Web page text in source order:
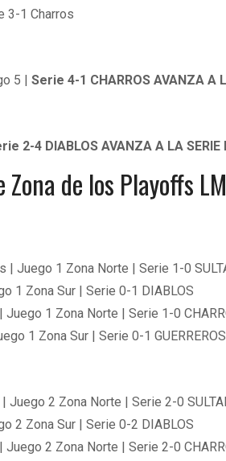
3-1 Charros
5 |Serie 4-1 CHARROS AVANZA A
2-4 DIABLOS AVANZA A LA SERIE
de los Playoffs
Juego 1 Zona Norte | Serie 1-0
1 Zona Sur | Serie 0-1 DIABLOS
1 Zona Norte | Serie 1-0
1 Zona Sur | Serie 0-1 GUERREROS
2 Zona Norte | Serie 2-0
2 Zona Sur | Serie 0-2 DIABLOS
2 Zona Norte | Serie 2-0